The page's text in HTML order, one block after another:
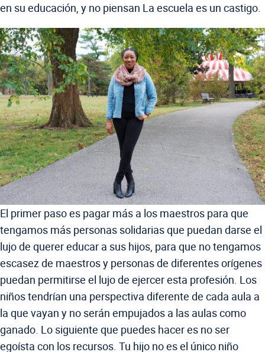
en su educación, y no piensan La escuela es un castigo.
El primer paso es pagar más a los maestros para que
tengamos más personas solidarias que puedan darse el
lujo de querer educar a sus hijos, para que no tengamos
escasez de maestros y personas de diferentes orígenes
puedan permitirse el lujo de ejercer esta profesión. Los
niños tendrían una perspectiva diferente de cada aula a
la que vayan y no serán empujados a las aulas como
ganado. Lo siguiente que puedes hacer es no ser
egoísta con los recursos. Tu hijo no es el único niño